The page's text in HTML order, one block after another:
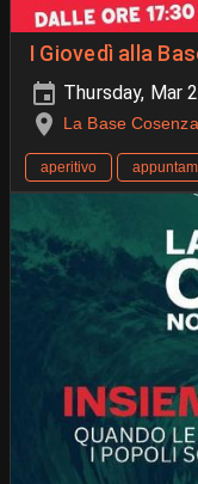
I Giovedì alla
Thursday, Mar
La Base Cosenza
aperitivo